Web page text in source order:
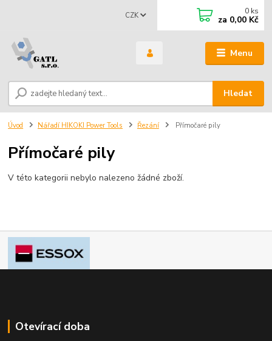
Menu
CZK
Hledat
0 ks
za 0,00 Kč
Úvod Nářadí HIKOKI Power Tools Řezání Přímočaré pily
Přímočaré pily
V této kategorii nebylo nalezeno žádné zboží.
Otevírací doba